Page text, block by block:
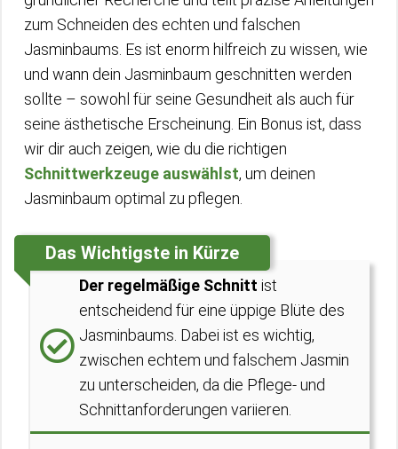
zum Schneiden des echten und falschen
Jasminbaums. Es ist enorm hilfreich zu wissen, wie
und wann dein Jasminbaum geschnitten werden
sollte – sowohl für seine Gesundheit als auch für
seine ästhetische Erscheinung. Ein Bonus ist, dass
wir dir auch zeigen, wie du die richtigen
Schnittwerkzeuge auswählst, um deinen
Jasminbaum optimal zu pflegen.
Das Wichtigste in Kürze
Der regelmäßige Schnitt ist
entscheidend für eine üppige Blüte des
Jasminbaums. Dabei ist es wichtig,
zwischen echtem und falschem Jasmin
zu unterscheiden, da die Pflege- und
Schnittanforderungen variieren.